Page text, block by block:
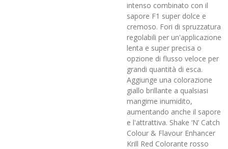
intenso combinato con il
sapore F1 super dolce e
cremoso. Fori di spruzzatura
regolabili per un'applicazione
lenta e super precisa o
opzione di flusso veloce per
grandi quantità di esca.
Aggiunge una colorazione
giallo brillante a qualsiasi
mangime inumidito,
aumentando anche il sapore
e l'attrattiva. Shake ‘N’ Catch
Colour & Flavour Enhancer
Krill Red Colorante rosso